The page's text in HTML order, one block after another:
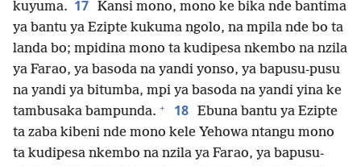
kuyuma. 17 Kansi mono, mono ke bika nde bantima
ya bantu ya Ezipte kukuma ngolo, na mpila nde bo ta
landa bo; mpidina mono ta kudipesa nkembo na nzila
ya Farao, ya basoda na yandi yonso, ya bapusu-pusu
na yandi ya bitumba, mpi ya basoda na yandi yina ke
tambusaka bampunda. + 18 Ebuna bantu ya Ezipte
ta zaba kibeni nde mono kele Yehowa ntangu mono
ta kudipesa nkembo na nzila ya Farao, ya bapusu-